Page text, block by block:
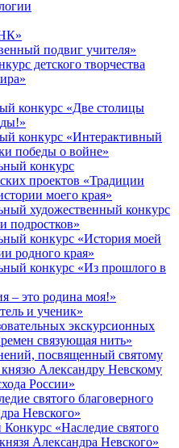
подвиг учителя»
детского творчества
конкурс «Две столицы
конкурс «Интерактивный
победы о войне»
конкурс
проектов «Традиции
моего края»
художественный конкурс
подростков»
конкурс «История моей
родного края»
конкурс «Из прошлого в
– это родина моя!»
и ученик»
экскурсионных
связующая нить»
посвященный святому
Александру Невскому
России»
святого благоверного
Невского»
«Наследие святого
Александра Невского»